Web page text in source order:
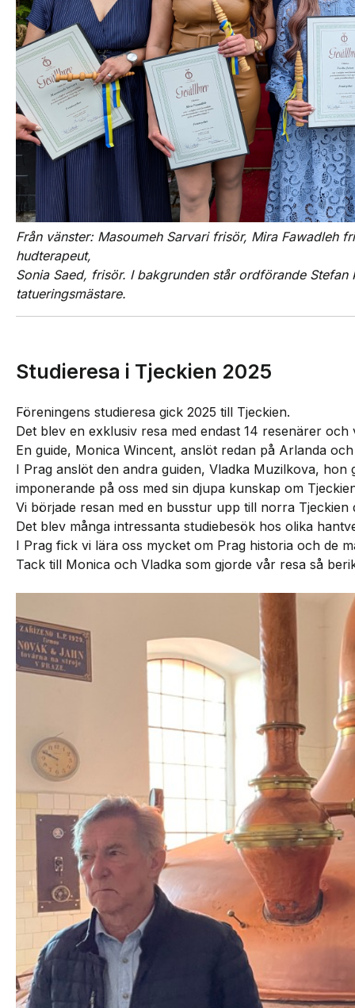
Från vänster: Masoumeh Sarvari frisör, Mira Fawadleh
hudterapeut,
Sonia Saed, frisör. I bakgrunden står ordförande
tatueringsmästare.
Studieresa i Tjeckien 2025
Föreningens studieresa gick 2025 till Tjeckien.
Det blev en exklusiv resa med endast 14 resenärer
En guide, Monica Wincent, anslöt redan på Arlanda
I Prag anslöt den andra guiden, Vladka Muzilkova, hon
imponerande på oss med sin djupa kunskap om
Vi började resan med en busstur upp till norra
Det blev många intressanta studiebesök hos olika
I Prag fick vi lära oss mycket om Prag historia och de
Tack till Monica och Vladka som gjorde vår resa så